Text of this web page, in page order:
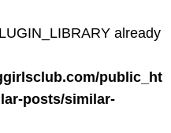
already
public_ht
posts/similar-